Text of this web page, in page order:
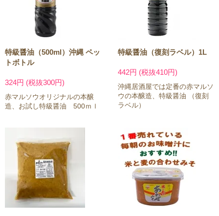
特級醤油（500ml）沖縄 ペッ
トボトル
324円 (税抜300円)
赤マルソウオリジナルの本醸
造、お試し特級醤油 500ｍｌ
特級醤油（復刻ラベル）1L
442円 (税抜410円)
沖縄居酒屋では定番の赤マルソ
ウの本醸造、特級醤油 （復刻
ラベル）